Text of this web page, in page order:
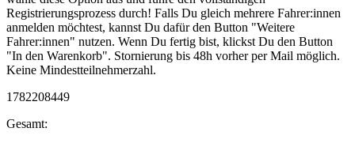
Registrierungsprozess durch! Falls Du gleich mehrere Fahrer:innen
anmelden möchtest, kannst Du dafür den Button "Weitere
Fahrer:innen" nutzen. Wenn Du fertig bist, klickst Du den Button
"In den Warenkorb". Stornierung bis 48h vorher per Mail möglich.
Keine Mindestteilnehmerzahl.
1782208449
Gesamt: